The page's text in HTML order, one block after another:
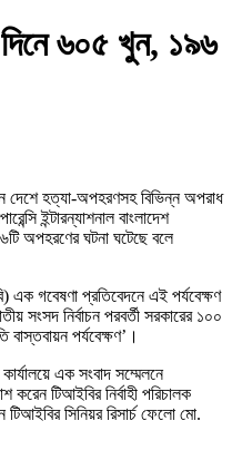
৬০৫ খুন, ১৯৬
দেশে হত্যা-অপহরণসহ বিভিন্ন অপরাধ
ইন্টারন্যাশনাল বাংলাদেশ
অপহরণের ঘটনা ঘটেছে বলে
এক গবেষণা প্রতিবেদনে এই পর্যবেক্ষণ
সংসদ নির্বাচন পরবর্তী সরকারের ১০০
বাস্তবায়ন পর্যবেক্ষণ’।
এক সংবাদ সম্মেলনে
টিআইবির নির্বাহী পরিচালক
সিনিয়র রিসার্চ ফেলো মো.